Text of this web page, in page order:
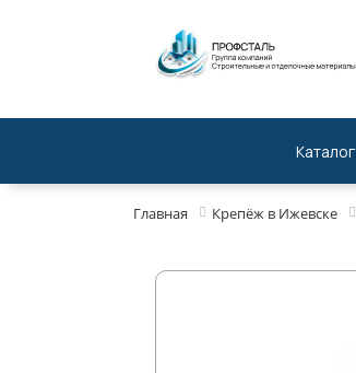
Каталог
Главная Крепёж в Ижевске